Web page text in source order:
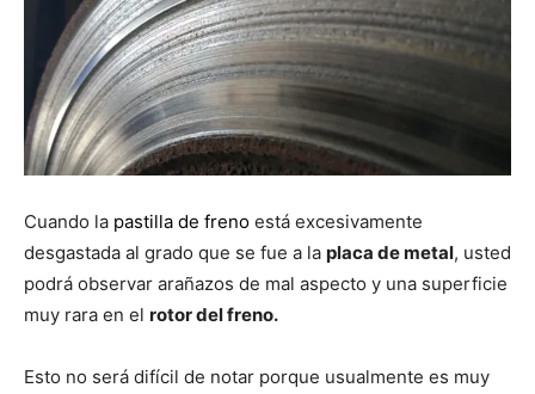
Cuando la pastilla de freno está excesivamente
desgastada al grado que se fue a la placa de metal, usted
podrá observar arañazos de mal aspecto y una superficie
muy rara en el rotor del freno.
Esto no será difícil de notar porque usualmente es muy